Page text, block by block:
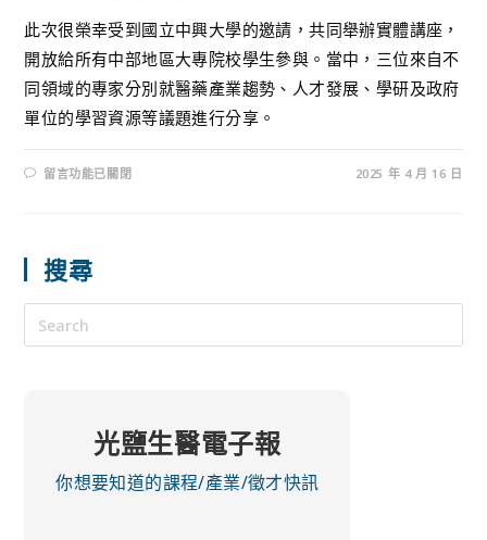
此次很榮幸受到國立中興大學的邀請，共同舉辦實體講座，
開放給所有中部地區大專院校學生參與。當中，三位來自不
同領域的專家分別就醫藥產業趨勢、人才發展、學研及政府
單位的學習資源等議題進行分享。
留言功能已關閉 2025 年 4 月 16 日
搜尋
光鹽生醫電子報
你想要知道的課程/產業/徵才快訊